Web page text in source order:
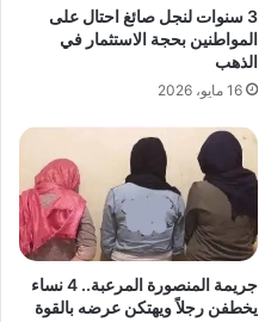
3 سنوات لنجل صائغ احتال على
المواطنين بحجة الاستثمار في
الذهب
16 مايو، 2026
جريمة المنصورة المرعبة.. 4 نساء
يخطفن رجلاً ويهتكن عرضه بالقوة